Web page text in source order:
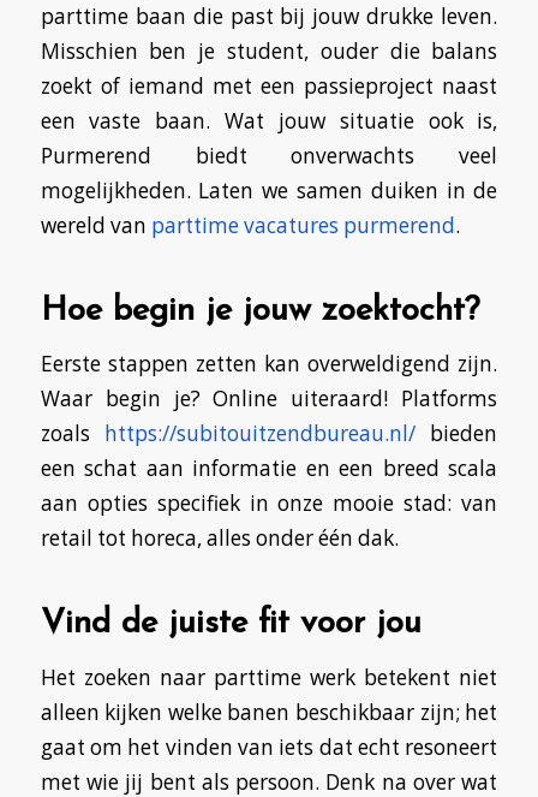
parttime baan die past bij jouw drukke leven.
Misschien ben je student, ouder die balans
zoekt of iemand met een passieproject naast
een vaste baan. Wat jouw situatie ook is,
Purmerend biedt onverwachts veel
mogelijkheden. Laten we samen duiken in de
wereld van parttime vacatures purmerend.
Hoe begin je jouw zoektocht?
Eerste stappen zetten kan overweldigend zijn.
Waar begin je? Online uiteraard! Platforms
zoals https://subitouitzendbureau.nl/ bieden
een schat aan informatie en een breed scala
aan opties specifiek in onze mooie stad: van
retail tot horeca, alles onder één dak.
Vind de juiste fit voor jou
Het zoeken naar parttime werk betekent niet
alleen kijken welke banen beschikbaar zijn; het
gaat om het vinden van iets dat echt resoneert
met wie jij bent als persoon. Denk na over wat